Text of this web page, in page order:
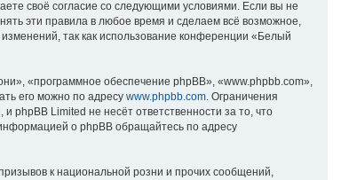
своё согласие со следующими условиями. Если вы не
эти правила в любое время и сделаем всё возможное,
так как использование конференции «Белый
«программное обеспечение phpBB», «www.phpbb.com»,
его можно по адресуwww.phpbb.com. Ограничения
phpBB Limited не несёт ответственности за то, что
о phpBB обращайтесь по адресу
к национальной розни и прочих сообщений,